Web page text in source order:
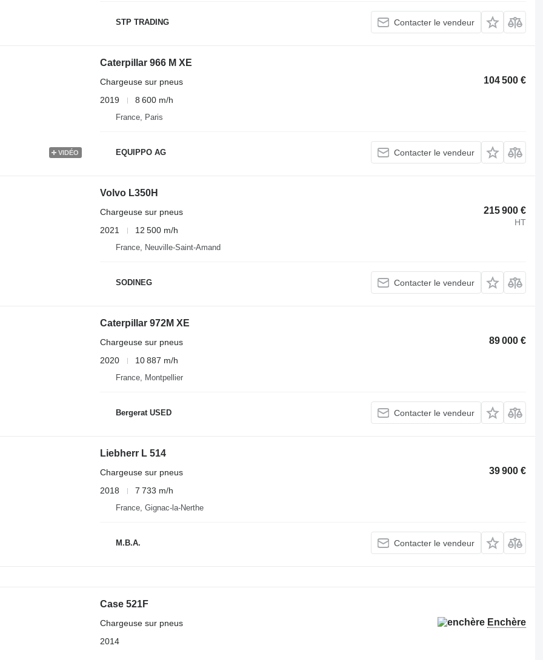
STP TRADING Contacter le vendeur
VIDÉO
Caterpillar 966 M XE
104 500 €
Chargeuse sur pneus
2019
8 600 m/h
France, Paris
EQUIPPO AG Contacter le vendeur
Volvo L350H
215 900 €
HT
Chargeuse sur pneus
2021
12 500 m/h
France, Neuville-Saint-Amand
SODINEG Contacter le vendeur
Caterpillar 972M XE
89 000 €
Chargeuse sur pneus
2020
10 887 m/h
France, Montpellier
Bergerat USED Contacter le vendeur
Liebherr L 514
39 900 €
Chargeuse sur pneus
2018
7 733 m/h
France, Gignac-la-Nerthe
M.B.A. Contacter le vendeur
Case 521F
Enchère
Chargeuse sur pneus
2014